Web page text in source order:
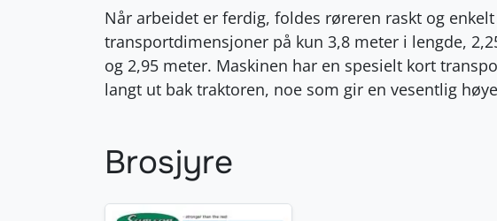
Når arbeidet er ferdig, foldes røreren raskt og
transportdimensjoner på kun 3,8 meter i lengde,
og 2,95 meter. Maskinen har en spesielt kort
langt ut bak traktoren, noe som gir en vesentlig
Brosjyre